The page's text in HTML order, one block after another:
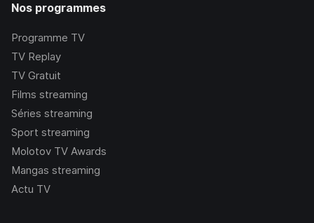
Nos programmes
Programme TV
TV Replay
TV Gratuit
Films streaming
Séries streaming
Sport streaming
Molotov TV Awards
Mangas streaming
Actu TV